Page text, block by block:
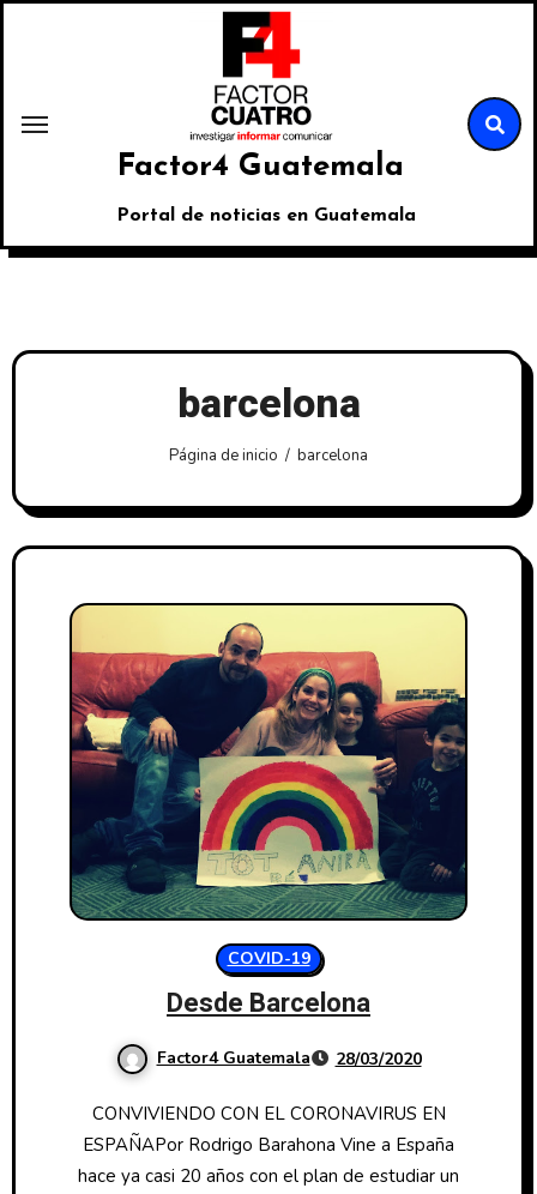
Factor4 Guatemala
Portal de noticias en Guatemala
barcelona
Página de inicio barcelona
COVID-19
Desde Barcelona
Factor4 Guatemala 28/03/2020
CONVIVIENDO CON EL CORONAVIRUS EN
ESPAÑAPor Rodrigo Barahona Vine a España
hace ya casi 20 años con el plan de estudiar un